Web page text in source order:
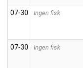
07‑30 Ingen fisk
07‑30 Ingen fisk